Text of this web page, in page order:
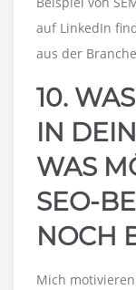
auf LinkedIn
aus der
10.
IN
WAS
SEO-
NOCH
Mich